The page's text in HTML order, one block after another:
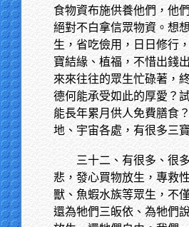
食物資布施供養他們，他
絕對不白拿信眾物資。想
生，省吃儉用，日日修行
寶結緣、植福，不惜出錢
來來往往的眾生忙碌著，
德何能承受如此的厚愛？
能長年累月供人免費膳食
地、宇宙各處，有很多三
三十二、有很多、很
悲，發心買物放生，專救
獸、魚蝦水族等眾生，不
還為牠們三皈依、為牠們